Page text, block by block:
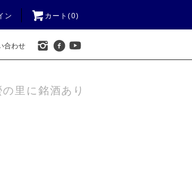
ン カート(0)
合わせ
里に銘酒あり